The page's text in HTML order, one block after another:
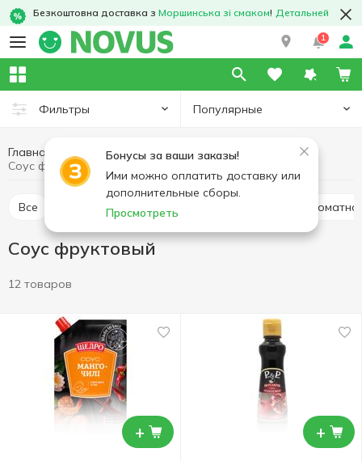
Безкоштовна доставка з Моршинська зі смаком! Детальней
1
Фильтры Популярные
Бонусы за ваши заказы!
Ими можно оплатить доставку или
дополнительные сборы.
Просмотреть
Главная Соусы и специи
Соусы, маринады
Соус фруктовый
Все Соус томатный Паста
Соус фруктовый
12 товаров
+ +